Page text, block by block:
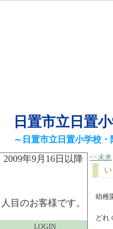
日置市立日置
～日置市立日置小学校
2009年9月16日以降
人目のお客様です。
LOGIN
<<未来
幼稚
どれ